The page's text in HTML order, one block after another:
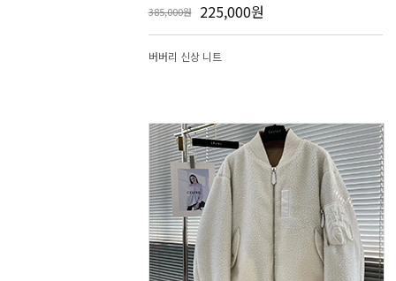
385,000원 225,000원
버버리 신상 니트